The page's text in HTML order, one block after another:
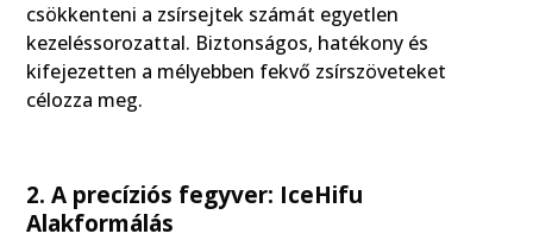
csökkenteni a zsírsejtek számát egyetlen
kezeléssorozattal. Biztonságos, hatékony és
kifejezetten a mélyebben fekvő zsírszöveteket
célozza meg.
2. A precíziós fegyver: IceHifu
Alakformálás